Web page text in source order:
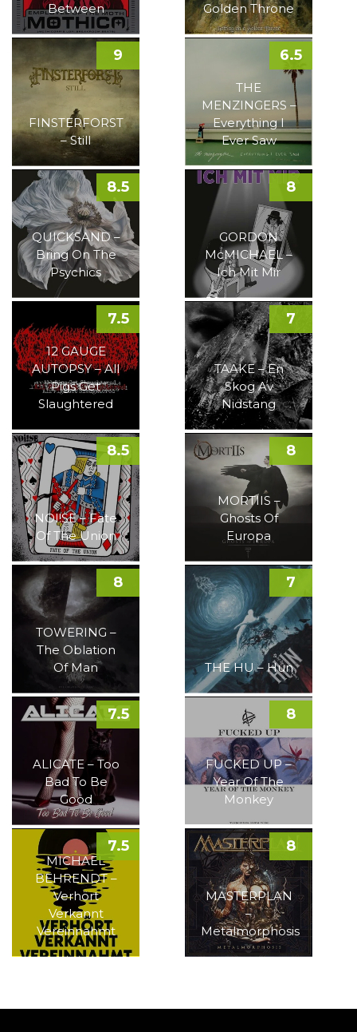
Between
Golden Throne
FINSTERFORST
– Still
9
THE
MENZINGERS –
Everything I
Ever Saw
6.5
QUICKSAND –
Bring On The
Psychics
8.5
GORDON
McMICHAEL –
Ich Mit Mir
8
12 GAUGE
AUTOPSY – All
Pigs Get
Slaughtered
7.5
TAAKE – En
Skog Av
Nidstang
7
NOI!SE – Fate
Of The Union
8.5
MORTIIS –
Ghosts Of
Europa
8
TOWERING –
The Oblation
Of Man
8
THE HU – Hun
7
ALICATE – Too
Bad To Be
Good
7.5
FUCKED UP –
Year Of The
Monkey
8
MICHAEL
BEHRENDT –
Verhört
Verkannt
Vereinnahmt
7.5
MASTERPLAN
–
Metalmorphosis
8